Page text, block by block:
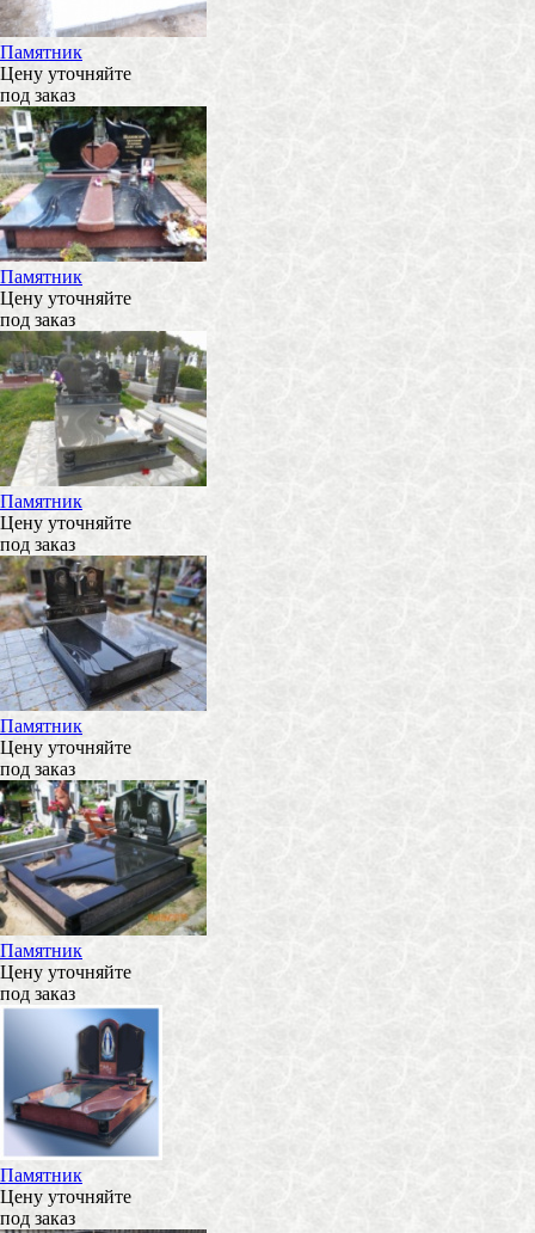
Памятник
Цену уточняйте
под заказ
Памятник
Цену уточняйте
под заказ
Памятник
Цену уточняйте
под заказ
Памятник
Цену уточняйте
под заказ
Памятник
Цену уточняйте
под заказ
Памятник
Цену уточняйте
под заказ